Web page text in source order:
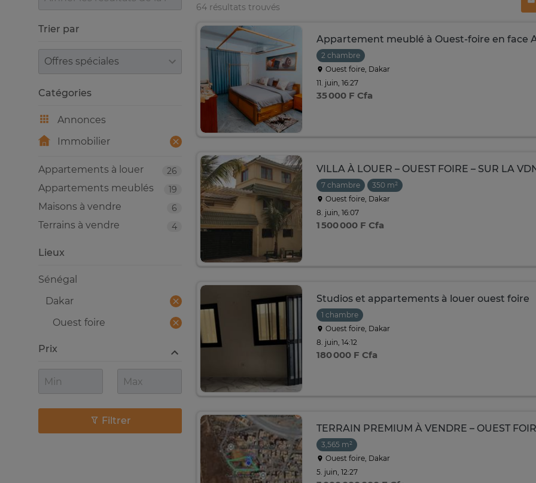
64 résultats trouvés
Appartement meublé à Ouest-foire en face
2 chambre
Ouest foire, Dakar
11. juin, 16:27
35 000 F Cfa
VILLA À LOUER – OUEST FOIRE – SUR LA
7 chambre
350 m²
Ouest foire, Dakar
8. juin, 16:07
1 500 000 F Cfa
Studios et appartements à louer ouest foire
1 chambre
Ouest foire, Dakar
8. juin, 14:12
180 000 F Cfa
TERRAIN PREMIUM À VENDRE – OUEST
3,565 m²
Ouest foire, Dakar
5. juin, 12:27
Trier par
Trier par
Catégories
Annonces
Immobilier
26
Appartements à louer
19
Appartements meublés
6
Maisons à vendre
4
Terrains à vendre
Lieux
Sénégal
Dakar
Ouest foire
Prix
Filtrer